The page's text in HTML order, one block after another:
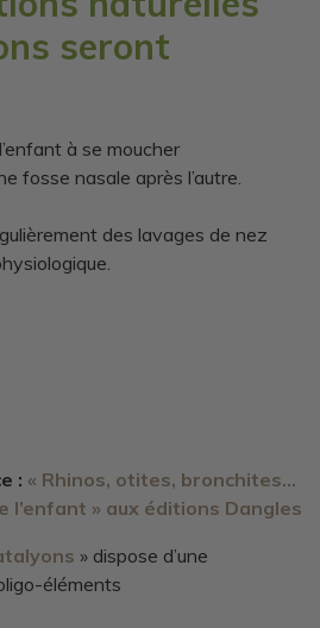
seront
à se moucher
fosse nasale après l’autre.
des lavages de nez
: « Rhinos, otites, bronchites…
l’enfant » aux éditions Dangles
» dispose d’une
éléments